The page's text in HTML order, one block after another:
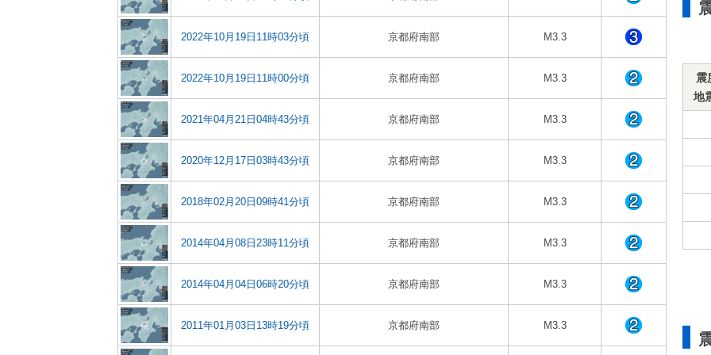
2022年10月19日11時03分頃 京都府南部 M3.3
2022年10月19日11時00分頃 京都府南部 M3.3
2021年04月21日04時43分頃 京都府南部 M3.3
2020年12月17日03時43分頃 京都府南部 M3.3
2018年02月20日09時41分頃 京都府南部 M3.3
2014年04月08日23時11分頃 京都府南部 M3.3
2014年04月04日06時20分頃 京都府南部 M3.3
2011年01月03日13時19分頃 京都府南部 M3.3
震
地